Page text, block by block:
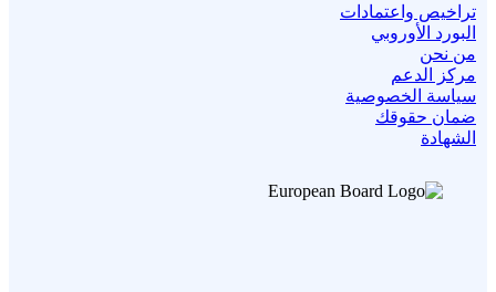
تراخيص واعتمادات
البورد الأوروبي
من نحن
مركز الدعم
سياسة الخصوصية
ضمان حقوقك
الشهادة